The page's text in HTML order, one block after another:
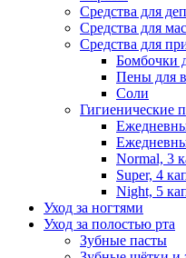
Средства для
Средства для
Средства для
Бомбочки
Пены для
Соли
Гигиенические
Normal, 3
Super, 4
Night, 5
Уход за ногтями
Уход за полостью рта
Зубные пасты